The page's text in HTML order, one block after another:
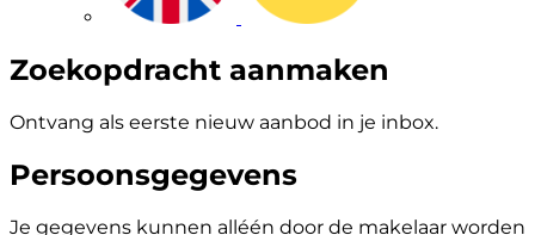
Zoekopdracht aanmaken
Ontvang als eerste nieuw aanbod in je inbox.
Persoonsgegevens
Je gegevens kunnen alléén door de makelaar worden